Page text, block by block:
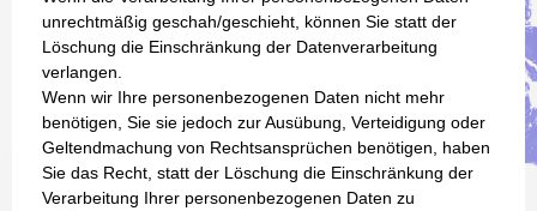
unrechtmäßig geschah/geschieht, können Sie statt der
Löschung die Einschränkung der Datenverarbeitung
verlangen.
Wenn wir Ihre personenbezogenen Daten nicht mehr
benötigen, Sie sie jedoch zur Ausübung, Verteidigung oder
Geltendmachung von Rechtsansprüchen benötigen, haben
Sie das Recht, statt der Löschung die Einschränkung der
Verarbeitung Ihrer personenbezogenen Daten zu